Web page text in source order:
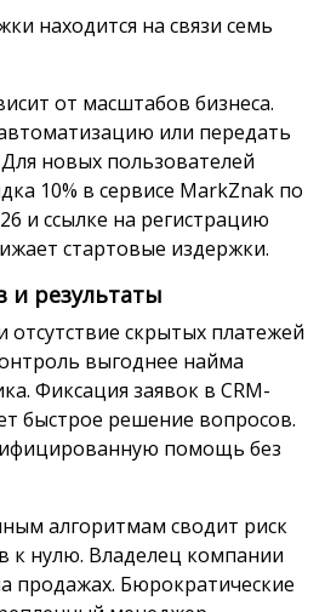
находится на связи семь
от масштабов бизнеса.
или передать
новых пользователей
10% в сервисе MarkZnak по
и ссылке на регистрацию
стартовые издержки.
и результаты
отсутствие скрытых платежей
выгоднее найма
Фиксация заявок в CRM-
быстрое решение вопросов.
помощь без
алгоритмам сводит риск
к нулю. Владелец компании
продажах. Бюрократические